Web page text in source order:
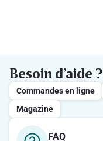
Besoin d’aide ?
Commandes en ligne
Magazine
FAQ